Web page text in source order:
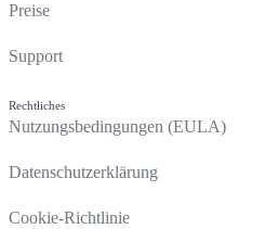
Preise
Support
Rechtliches
Nutzungsbedingungen (EULA)
Datenschutzerklärung
Cookie-Richtlinie